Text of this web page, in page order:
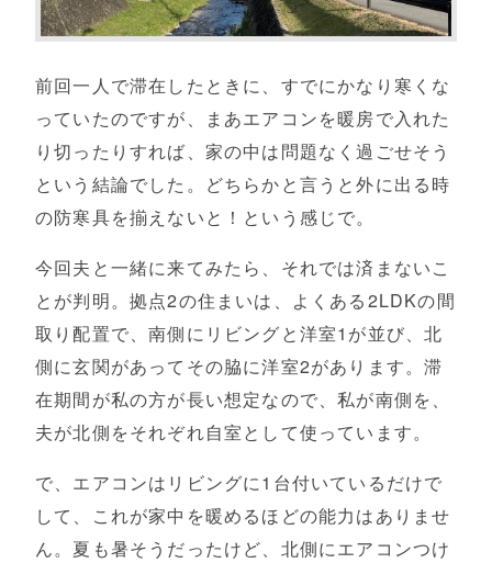
前回一人で滞在したときに、すでにかなり寒くな
っていたのですが、まあエアコンを暖房で入れた
り切ったりすれば、家の中は問題なく過ごせそう
という結論でした。どちらかと言うと外に出る時
の防寒具を揃えないと！という感じで。
今回夫と一緒に来てみたら、それでは済まないこ
とが判明。拠点2の住まいは、よくある2LDKの間
取り配置で、南側にリビングと洋室1が並び、北
側に玄関があってその脇に洋室2があります。滞
在期間が私の方が長い想定なので、私が南側を、
夫が北側をそれぞれ自室として使っています。
で、エアコンはリビングに1台付いているだけで
して、これが家中を暖めるほどの能力はありませ
ん。夏も暑そうだったけど、北側にエアコンつけ